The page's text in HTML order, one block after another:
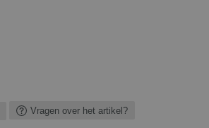
Vragen over het artikel?